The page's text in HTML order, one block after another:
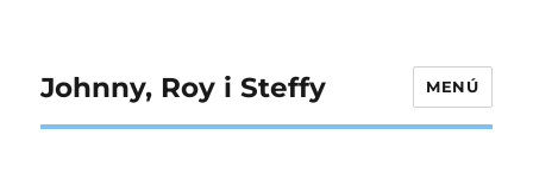
Johnny, Roy i Steffy MENÚ